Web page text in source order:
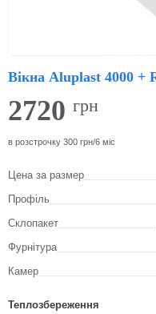
Вікна Aluplast 4000 +
2720 грн
в розстрочку 300 грн/6 міс
Цена за размер
Профіль
Склопакет
Фурнітура
Камер
Теплозбереження